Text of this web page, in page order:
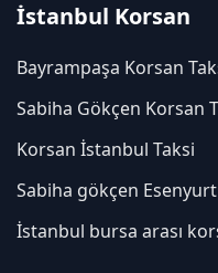
İstanbul Korsan
Bayrampaşa Korsan
Sabiha Gökçen Korsan
Korsan İstanbul Taksi
Sabiha gökçen
İstanbul bursa arası